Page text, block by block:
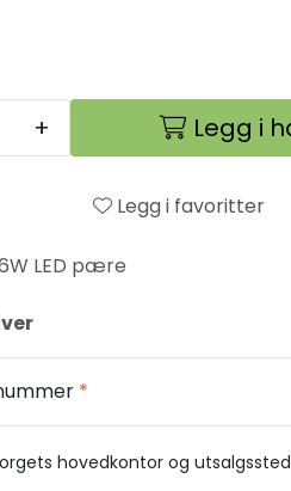
+ Legg i
Legg i favoritter
LED pære
*
hovedkontor og